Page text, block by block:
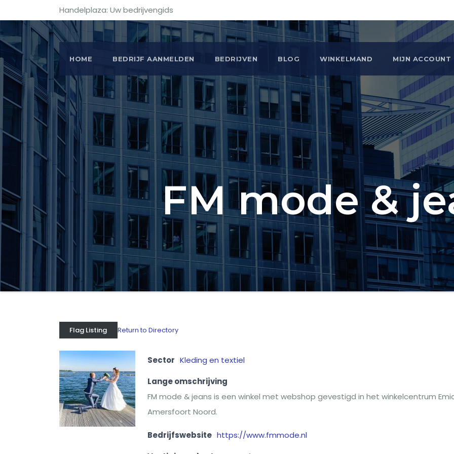
Handelplaza: Uw bedrijvengids
HOME BEDRIJF AANMELDEN BEDRIJVEN BLOG WINKELMAND MIJN ACCOUNT
FM mode &
Flag Listing Return to Directory
Sector Kleding en textiel
Lange omschrijving
FM mode & jeans is een winkel met webshop gevestigd in het winkelcentrum
Amersfoort Noord.
Bedrijfswebsite https://www.fmmode.nl